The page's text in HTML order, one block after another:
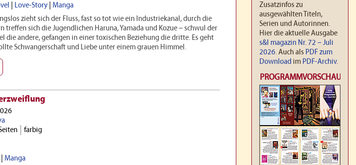
Love-Story
Manga
zieht sich der Fluss, fast so tot wie ein Industriekanal, durch die
treffen sich die Jugendlichen Haruna, Yamada und Kozue – schwul der
die andere, gefangen in einer toxi­schen Beziehung die dritte. Es geht
Schwangerschaft und Liebe unter einem grauen Himmel.
farbig
Manga
Zusatzinfos zu
ausgewählten Titeln,
Serien und Autorinnen.
Hier die aktuelle Ausgabe
s&l magazin Nr. 72 – Juli
2026. Auch als PDF zum
Download im PDF-Archiv.
PROGRAMMVORSCHAU